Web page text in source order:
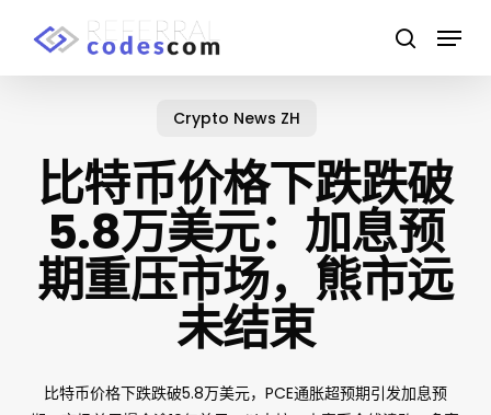
search
Menu
Crypto News ZH
比特币价格下跌跌破
5.8万美元：加息预
期重压市场，熊市远
未结束
比特币价格下跌跌破5.8万美元，PCE通胀超预期引发加息预